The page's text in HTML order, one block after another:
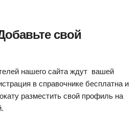
свой
нашего сайта ждут вашей
в справочнике бесплатна и
разместить свой профиль на